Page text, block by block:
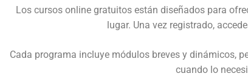
Los cursos online gratuitos están diseñados para
lugar. Una vez registrado,
Cada programa incluye módulos breves y dinámicos,
cuando lo